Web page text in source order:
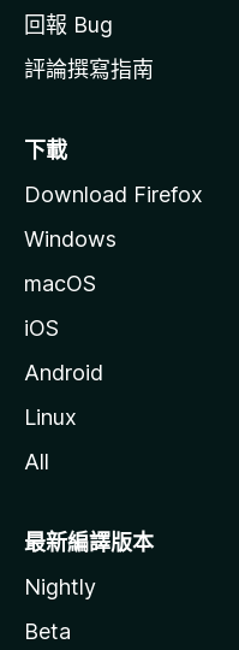
回報 Bug
評論撰寫指南
下載
Download Firefox
Windows
macOS
iOS
Android
Linux
All
最新編譯版本
Nightly
Beta